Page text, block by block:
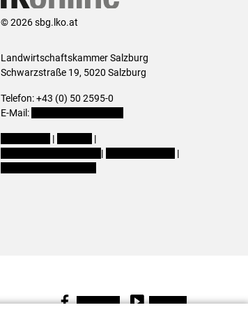
© 2026 sbg.lko.at
Landwirtschaftskammer Salzburg
Schwarzstraße 19, 5020 Salzburg
Telefon: +43 (0) 50 2595-0
E-Mail:
|
|
|
|
Facebook Youtube